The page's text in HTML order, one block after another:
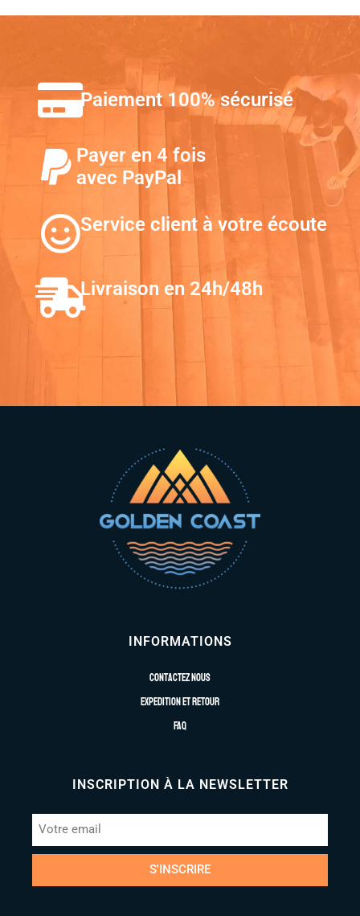
Paiement 100% sécurisé
Payer en 4 fois
avec PayPal
Service client à votre écoute
Livraison en 24h/48h
INFORMATIONS
Contactez nous
Expedition et retour
FAQ
INSCRIPTION À LA NEWSLETTER
S'INSCRIRE